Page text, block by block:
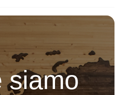
siamo